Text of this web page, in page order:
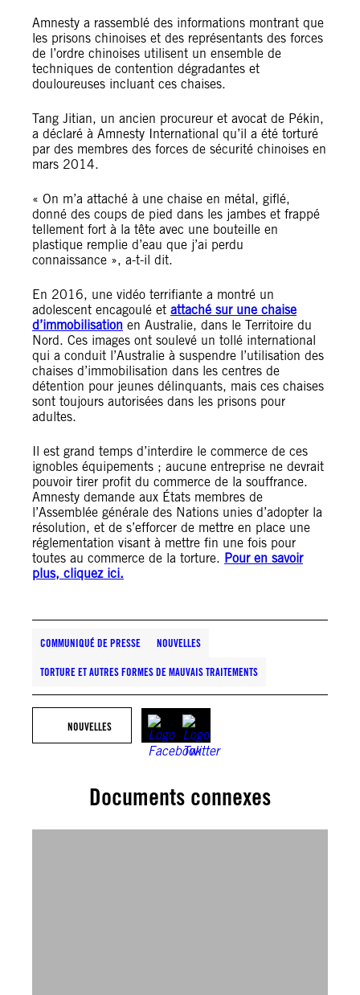
Amnesty a rassemblé des informations montrant que
les prisons chinoises et des représentants des forces
de l’ordre chinoises utilisent un ensemble de
techniques de contention dégradantes et
douloureuses incluant ces chaises.
Tang Jitian, un ancien procureur et avocat de Pékin,
a déclaré à Amnesty International qu’il a été torturé
par des membres des forces de sécurité chinoises en
mars 2014.
« On m’a attaché à une chaise en métal, giflé,
donné des coups de pied dans les jambes et frappé
tellement fort à la tête avec une bouteille en
plastique remplie d’eau que j’ai perdu
connaissance », a-t-il dit.
En 2016, une vidéo terrifiante a montré un
adolescent encagoulé et attaché sur une chaise
d’immobilisation en Australie, dans le Territoire du
Nord. Ces images ont soulevé un tollé international
qui a conduit l’Australie à suspendre l’utilisation des
chaises d’immobilisation dans les centres de
détention pour jeunes délinquants, mais ces chaises
sont toujours autorisées dans les prisons pour
adultes.
Il est grand temps d’interdire le commerce de ces
ignobles équipements ; aucune entreprise ne devrait
pouvoir tirer profit du commerce de la souffrance.
Amnesty demande aux États membres de
l’Assemblée générale des Nations unies d’adopter la
résolution, et de s’efforcer de mettre en place une
réglementation visant à mettre fin une fois pour
toutes au commerce de la torture. Pour en savoir
plus, cliquez ici.
COMMUNIQUÉ DE PRESSE NOUVELLES
TORTURE ET AUTRES FORMES DE MAUVAIS TRAITEMENTS
NOUVELLES
Documents connexes